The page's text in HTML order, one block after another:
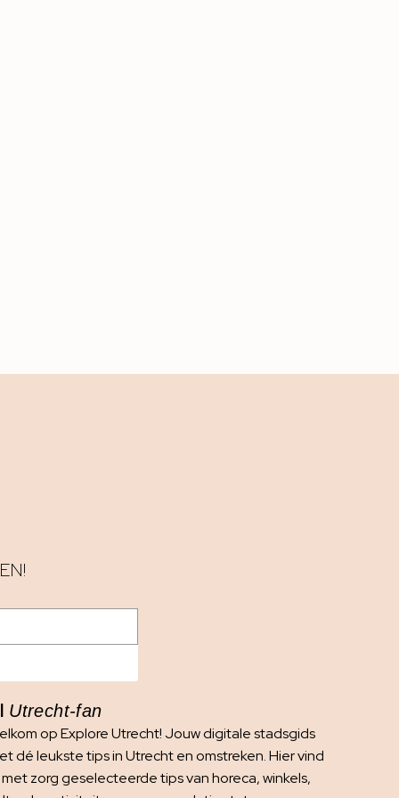
Utrecht-fan
op Explore Utrecht! Jouw digitale stadsgids
dé leukste tips in Utrecht en omstreken. Hier vind
zorg geselecteerde tips van horeca, winkels,